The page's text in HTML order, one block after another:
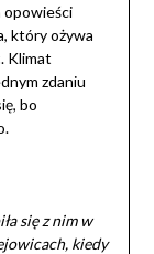
opowieści
który ożywa
Klimat
zdaniu
bo
się z nim w
kiedy